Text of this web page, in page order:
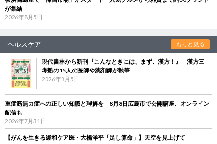
が集結
2026年8月5日
ヘルスケア もっと見る
現代書林から新刊『こんなときには、まず、漢方！』 漢方三
考塾の15人の医師や薬剤師が執筆
2026年8月5日
重症筋無力症への正しい知識と理解を 8月8日広島市で公開講座、オンライン
配信も
2026年7月31日
【がんを生きる緩和ケア医・大橋洋平「足し算命」】天空を見上げて